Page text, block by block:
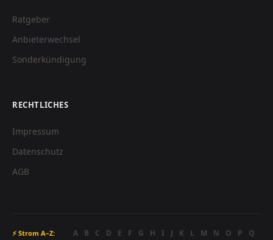
Ratgeber
Anbieterwechsel
Sonderkündigung
RECHTLICHES
Impressum
Datenschutz
AGB
⚡ Strom A–Z: A B C D E F G H I J K L M N O P Q